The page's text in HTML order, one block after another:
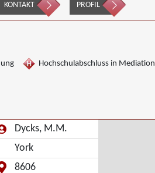
KONTAKT PROFIL
Hochschulabschluss in Mediation
Dycks, M.M.
York
8606